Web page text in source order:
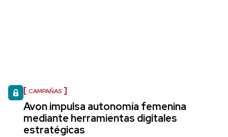
CAMPAÑAS
Avon impulsa autonomía femenina
mediante herramientas digitales
estratégicas